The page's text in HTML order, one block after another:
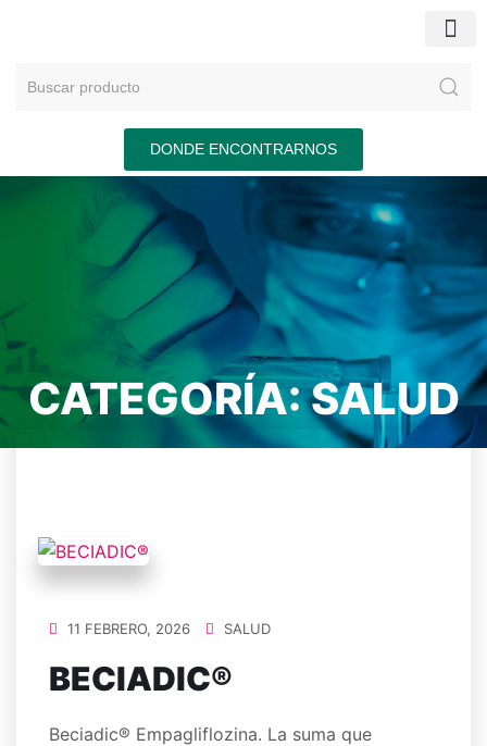
DONDE ENCONTRARNOS
CATEGORÍA:SALUD
11 FEBRERO, 2026 SALUD
BECIADIC®
Beciadic® Empagliflozina. La suma que